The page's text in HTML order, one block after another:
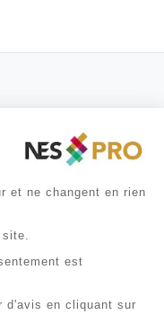

et ne changent en rien
site.
est
d'avis en cliquant sur